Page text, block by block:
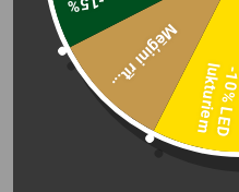
-
1
0
%
L
E
D
lu
k
t
u
r
i
e
m
Mēģini rīt...